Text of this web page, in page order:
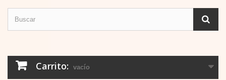
Carrito: vacío